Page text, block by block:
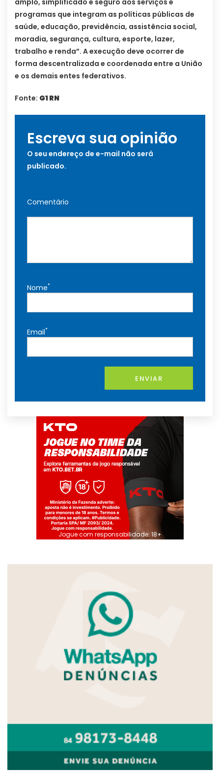
programas que integram as políticas públicas de
saúde, educação, previdência, assistência social,
moradia, segurança, cultura, esporte, lazer,
trabalho e renda”. A execução deve ocorrer de
forma descentralizada e coordenada entre a União
e os demais entes federativos.
Fonte: G1 RN
Escreva sua opinião
O seu endereço de e-mail não será
publicado.
Comentário
Nome*
Email*
ENVIAR
Jogue com responsabilidade. 18+